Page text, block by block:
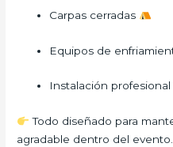
Carpas cerradas
Equipos de
Instalación profesional
Todo diseñado para
agradable dentro del evento.